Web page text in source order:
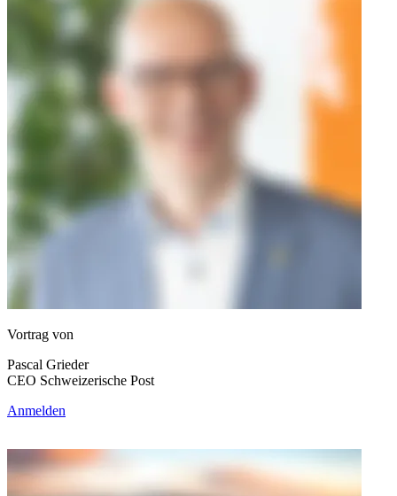
Vortrag von
Pascal Grieder
CEO Schweizerische Post
Anmelden